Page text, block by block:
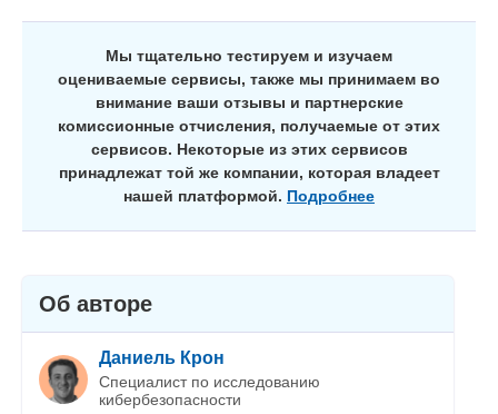
Мы тщательно тестируем и изучаем
оцениваемые сервисы, также мы принимаем во
внимание ваши отзывы и партнерские
комиссионные отчисления, получаемые от этих
сервисов. Некоторые из этих сервисов
принадлежат той же компании, которая владеет
нашей платформой. Подробнее
Об авторе
Даниель Крон
Специалист по исследованию
кибербезопасности